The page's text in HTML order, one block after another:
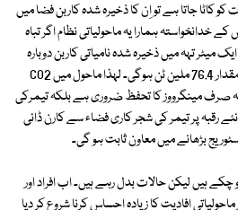
جاتا ہے تو اِن کا ذخیرہ شدہ کاربن فضا میں
خدانخواستہ ہمارا یہ ماحولیاتی نظام اگر تباہ
میٹر تہہ میں ذخیرہ شدہ نامیاتی کاربن دوبارہ
فضا میں شامل ہوتی ہے تو اس کی مقدار 76.4 ملین ٹن ہوگی۔ لہذا ماحول میں CO2
صرف مینگرووز کا تحفظ ضروری ہے بلکہ تیمرکی
رقبہ پر تیمر کی شجر کاری فضاء سے کارن ڈائی
بڑھانے میں معاون ثابت ہو گی۔
ہیں لیکن حالات بدل رہے ہیں۔ اب افراد اور
افادیت کا زیادہ احساس کرنا شروع کر دیا